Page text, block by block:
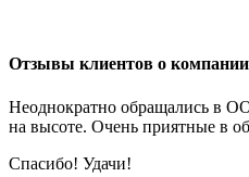
Отзывы клиентов о
Неоднократно обращались в
на высоте. Очень приятные в
Спасибо! Удачи!